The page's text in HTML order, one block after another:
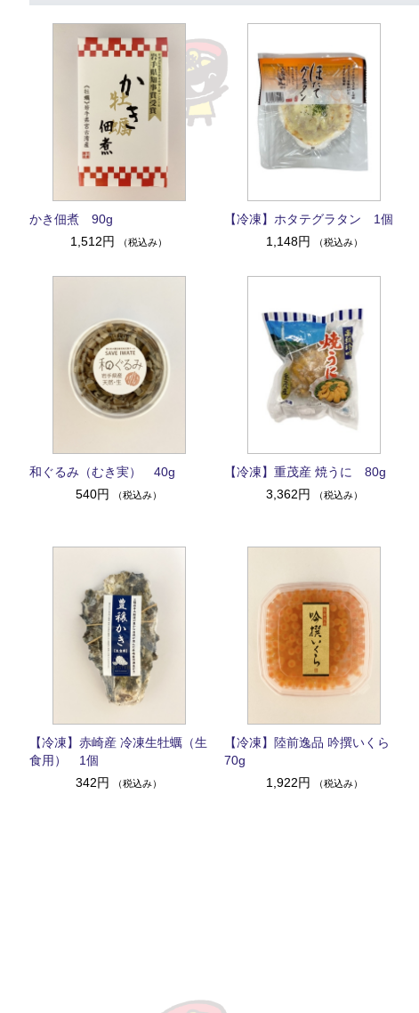
かき佃煮 90g
1,512円
（税込み）
【冷凍】ホタテグラタン 1個
1,148円
（税込み）
和ぐるみ（むき実） 40g
540円
（税込み）
【冷凍】重茂産 焼うに 80g
3,362円
（税込み）
【冷凍】赤崎産 冷凍生牡蠣（生
食用） 1個
342円
（税込み）
【冷凍】陸前逸品 吟撰いくら
70g
1,922円
（税込み）